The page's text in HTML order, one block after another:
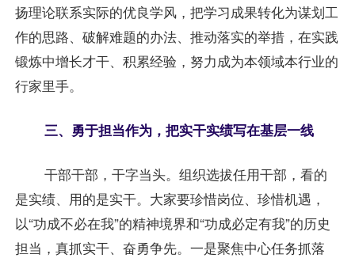
扬理论联系实际的优良学风，把学习成果转化为谋划工
作的思路、破解难题的办法、推动落实的举措，在实践
锻炼中增长才干、积累经验，努力成为本领域本行业的
行家里手。
三、勇于担当作为，把实干实绩写在基层一线
干部干部，干字当头。组织选拔任用干部，看的
是实绩、用的是实干。大家要珍惜岗位、珍惜机遇，
以“功成不必在我”的精神境界和“功成必定有我”的历史
担当，真抓实干、奋勇争先。一是聚焦中心任务抓落